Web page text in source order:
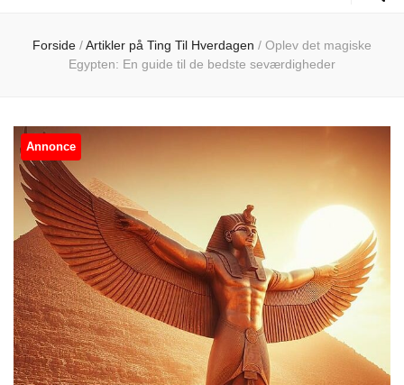
Forside /Artikler på Ting Til Hverdagen / Oplev det magiske
Egypten: En guide til de bedste seværdigheder
Annonce